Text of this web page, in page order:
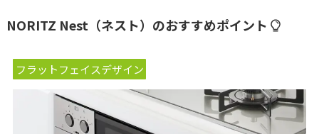
NORITZ Nest（ネスト）のおすすめポイント
フラットフェイスデザイン